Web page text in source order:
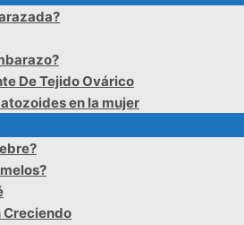
De Tejido Ovárico
en la mujer
Creciendo